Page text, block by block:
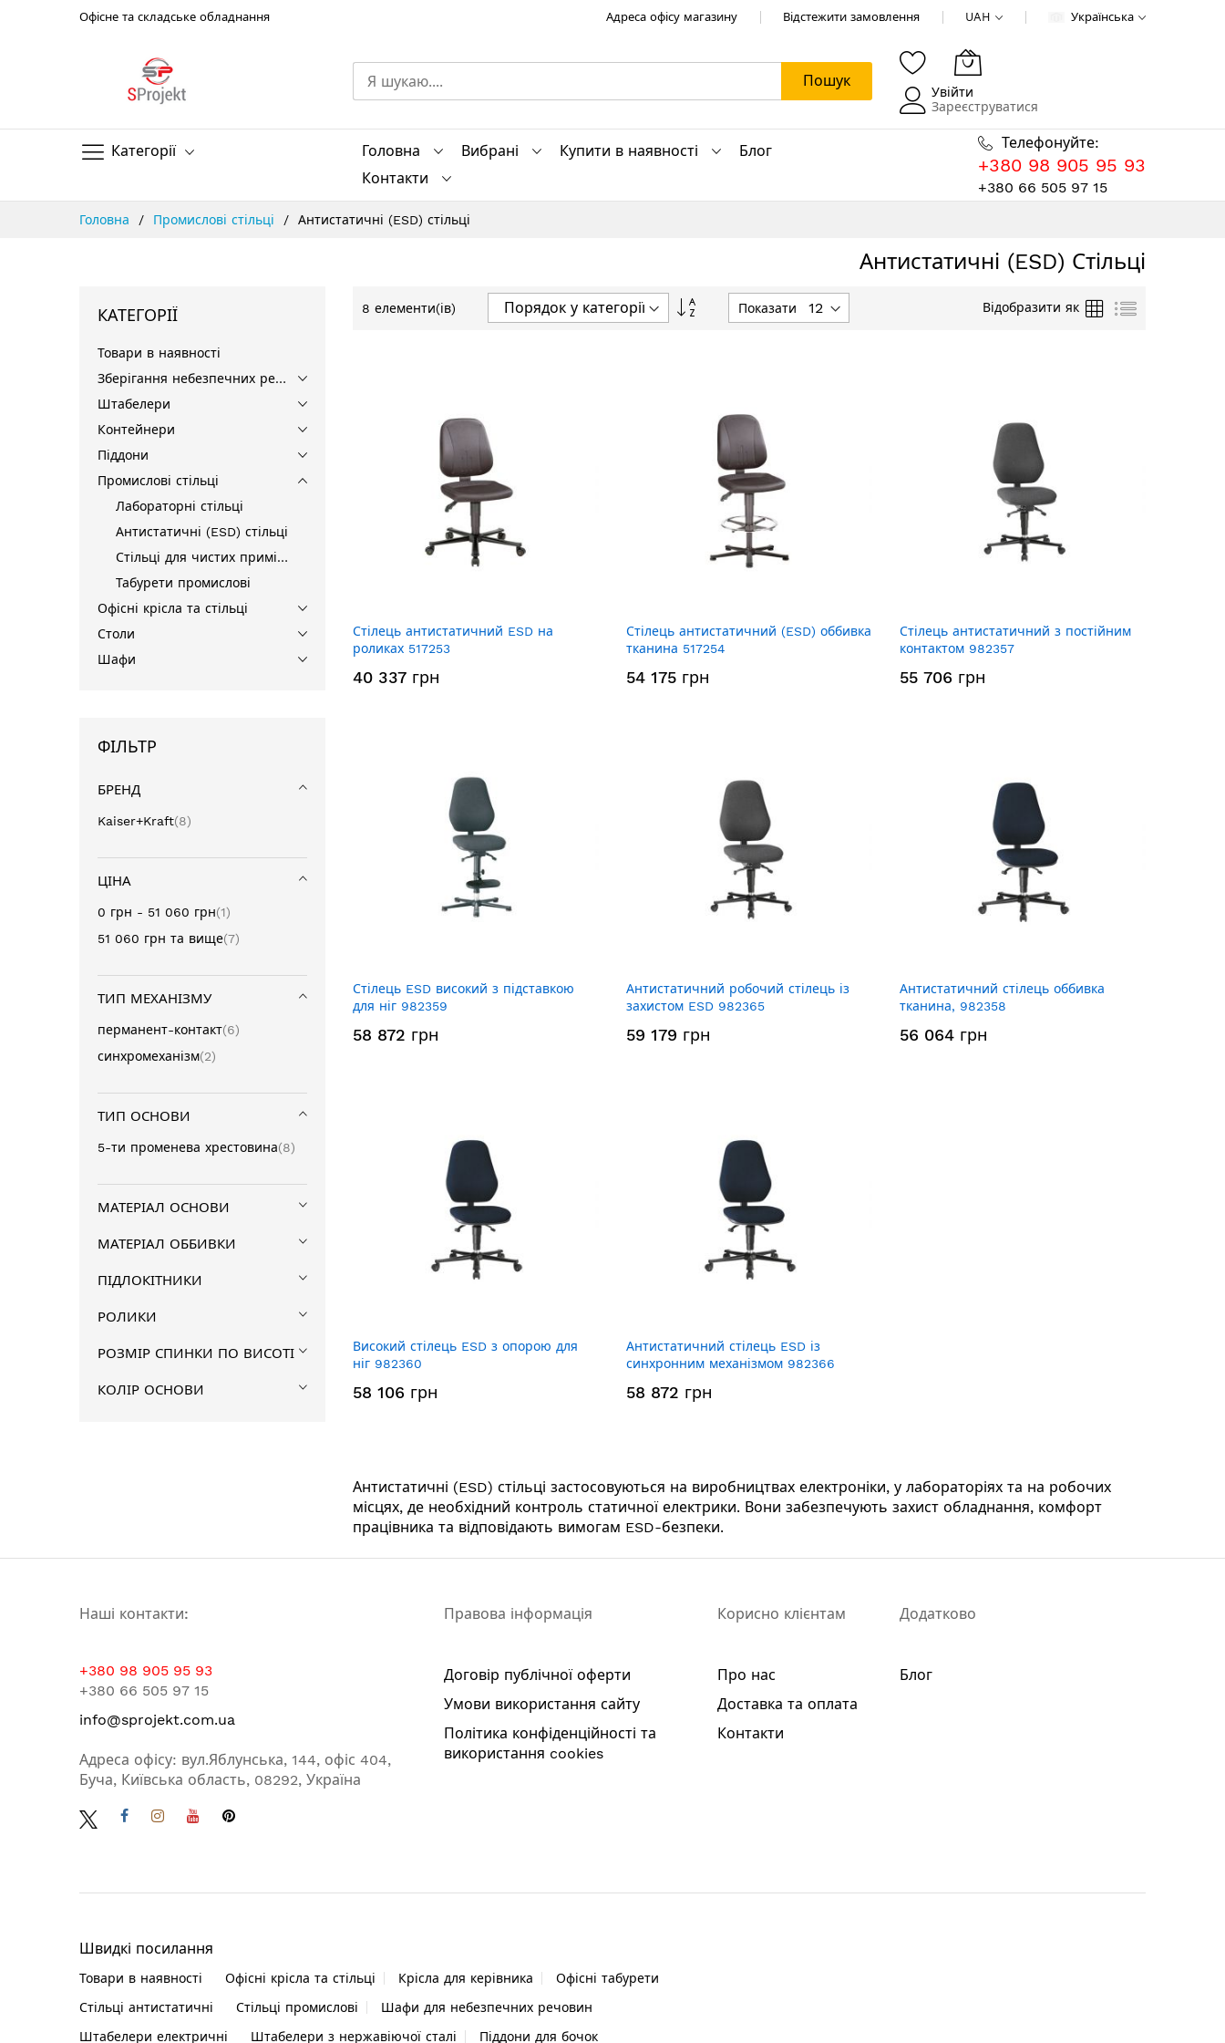
Офісне та складське обладнання Адреса офісу магазину Відстежити замовлення UAH Українська
Категорії
Пошук
Увійти
Зареєструватися
Головна Вибрані Купити в наявності
Блог
Контакти
Телефонуйте:
+380 98 905 95 93
+380 66 505 97 15
Головна Промислові стільці Антистатичні (ESD) стільці
Антистатичні (ESD) Стільці
8 елементи(ів)
СортуватиПоказати Відобразити як ТаблицяСписок
Стілець антистатичний ESD на
роликах 517253
40 337 грн
Стілець антистатичний (ESD) оббивка
тканина 517254
54 175 грн
Стілець антистатичний з постійним
контактом 982357
55 706 грн
Стілець ESD високий з підставкою
для ніг 982359
58 872 грн
Антистатичний робочий стілець із
захистом ESD 982365
59 179 грн
Антистатичний стілець оббивка
тканина, 982358
56 064 грн
Високий стілець ESD з опорою для
ніг 982360
58 106 грн
Антистатичний стілець ESD із
синхронним механізмом 982366
58 872 грн
Антистатичні (ESD) стільці застосовуються на виробництвах електроніки, у лабораторіях та на робочих
місцях, де необхідний контроль статичної електрики. Вони забезпечують захист обладнання, комфорт
працівника та відповідають вимогам ESD-безпеки.
КАТЕГОРІЇ
Товари в наявності
Зберігання небезпечних речовин
Штабелери
Контейнери
Піддони
Промислові стільці
Лабораторні стільці
Антистатичні (ESD) стільці
Стільці для чистих приміщень
Табурети промислові
Офісні крісла та стільці
Столи
Шафи
ФІЛЬТР
БРЕНД
Kaiser+Kraft 8позиція
ЦІНА
0 грн - 51 060 грн 1позиція
51 060 грн та вище 7позиція
ТИП МЕХАНІЗМУ
перманент-контакт 6позиція
синхромеханізм 2позиція
ТИП ОСНОВИ
5-ти променева хрестовина 8позиція
МАТЕРІАЛ ОСНОВИ
МАТЕРІАЛ ОББИВКИ
ПІДЛОКІТНИКИ
РОЛИКИ
РОЗМІР СПИНКИ ПО ВИСОТІ
КОЛІР ОСНОВИ
Наші контакти:
+380 98 905 95 93
+380 66 505 97 15
info@sprojekt.com.ua
Адреса офісу: вул.Яблунська, 144, офіс 404,
Буча, Київська область, 08292, Україна
Правова інформація
Договір публічної оферти
Умови використання сайту
Політика конфіденційності та
використання cookies
Корисно клієнтам
Про нас
Доставка та оплата
Контакти
Додатково
Блог
Швидкі посилання
Товари в наявності Офісні крісла та стільці Крісла для керівника
Офісні табурети
Стільці антистатичні
Стільці промислові
Шафи для небезпечних речовин
Штабелери електричні
Штабелери з нержавіючої сталі Піддони для бочок